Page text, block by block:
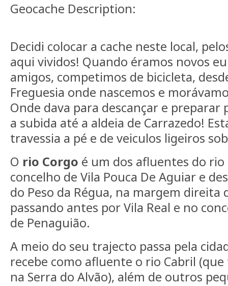
Geocache Description:
Decidi colocar a cache neste local,
aqui vividos! Quando éramos novos
amigos, competimos de bicicleta,
Freguesia onde nascemos e
Onde dava para descançar e preparar
a subida até a aldeia de Carrazedo!
travessia a pé e de veiculos ligeiros
O rio Corgo é um dos afluentes do
concelho de Vila Pouca De Aguiar e
do Peso da Régua, na margem direita
passando antes por Vila Real e no
de Penaguião.
A meio do seu trajecto passa pela
recebe como afluente o rio Cabril
na Serra do Alvão), além de outros